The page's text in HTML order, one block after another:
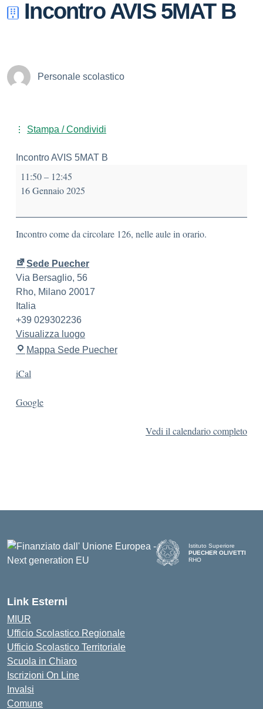
Incontro AVIS 5MAT B
Personale scolastico
Stampa / Condividi
Incontro AVIS 5MAT B
11:50– 12:45
16 Gennaio 2025
Incontro come da circolare 126, nelle aule in orario.
Sede Puecher
Via Bersaglio, 56
Rho, Milano 20017
Italia
+39 029302236
Visualizza luogo
Mappa Sede Puecher
iCal
Google
Vedi il calendario completo
Istituto Superiore
PUECHER OLIVETTI
RHO
Link Esterni
MIUR
Ufficio Scolastico Regionale
Ufficio Scolastico Territoriale
Scuola in Chiaro
Iscrizioni On Line
Invalsi
Comune